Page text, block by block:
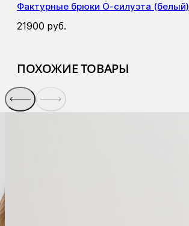
Фактурные брюки О-силуэта (белый)
21900 руб.
ПОХОЖИЕ ТОВАРЫ